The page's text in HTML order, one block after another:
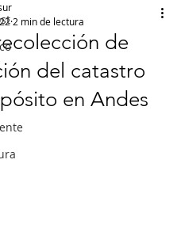
de
del catastro
en Andes
2 min de lectura